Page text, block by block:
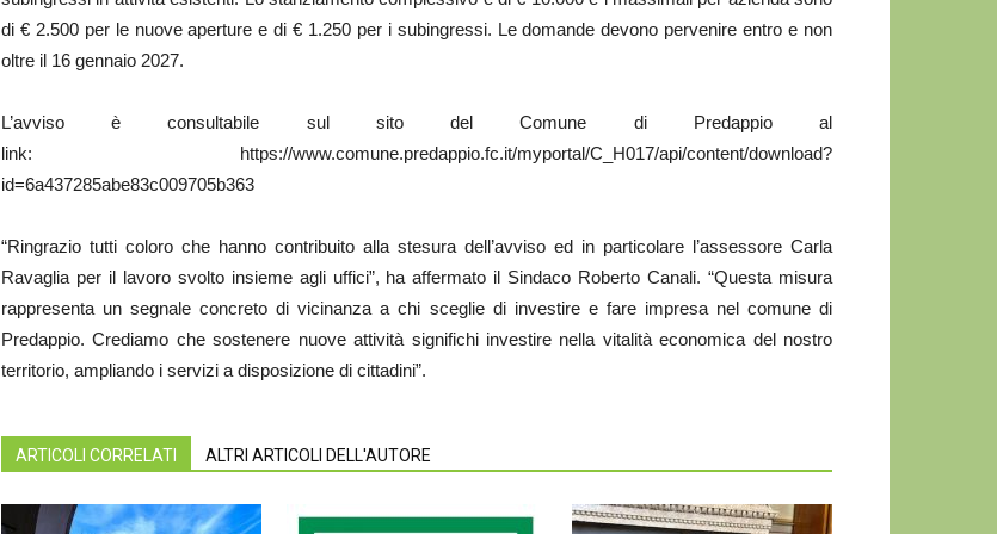
di € 2.500 per le nuove aperture e di € 1.250 per i subingressi. Le domande devono pervenire entro e non
oltre il 16 gennaio 2027.
L’avviso è consultabile sul sito del Comune di Predappio al
link: https://www.comune.predappio.fc.it/myportal/C_H017/api/content/download?
id=6a437285abe83c009705b363
“Ringrazio tutti coloro che hanno contribuito alla stesura dell’avviso ed in particolare l’assessore Carla
Ravaglia per il lavoro svolto insieme agli uffici”, ha affermato il Sindaco Roberto Canali. “Questa misura
rappresenta un segnale concreto di vicinanza a chi sceglie di investire e fare impresa nel comune di
Predappio. Crediamo che sostenere nuove attività significhi investire nella vitalità economica del nostro
territorio, ampliando i servizi a disposizione di cittadini”.
ARTICOLI CORRELATI ALTRI ARTICOLI DELL'AUTORE